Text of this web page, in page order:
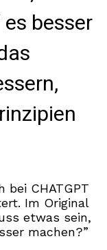
besser
bei CHATGPT
Im Original
etwas sein,
machen?”